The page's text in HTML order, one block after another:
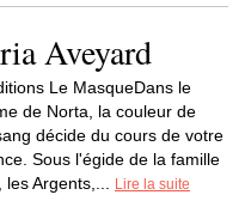
Aveyard
Le MasqueDans le
de Norta, la couleur de
décide du cours de votre
Sous l'égide de la famille
les Argents,...
Lire la suite